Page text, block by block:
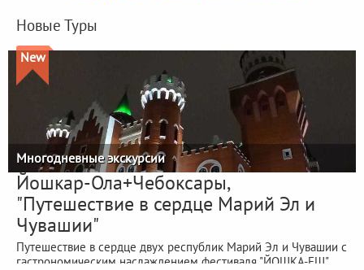
Новые Туры
New
Многодневные экскурсии
Йошкар-Ола+Чебоксары,
"Путешествие в сердце Марий Эл и
Чувашии"
Путешествие в сердце двух республик Марий Эл и Чувашии с
гастрономическим наслаждением фестиваля "ЙОШКА-ЕШ"